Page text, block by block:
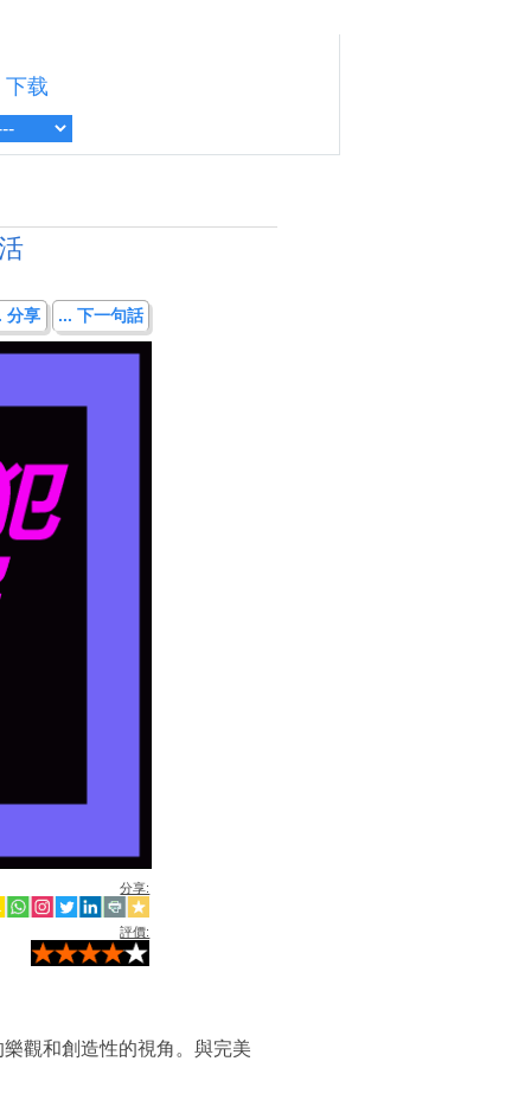
下载
分享 ... 下一句話
分享:
評價:
觀和創造性的視角。與完美